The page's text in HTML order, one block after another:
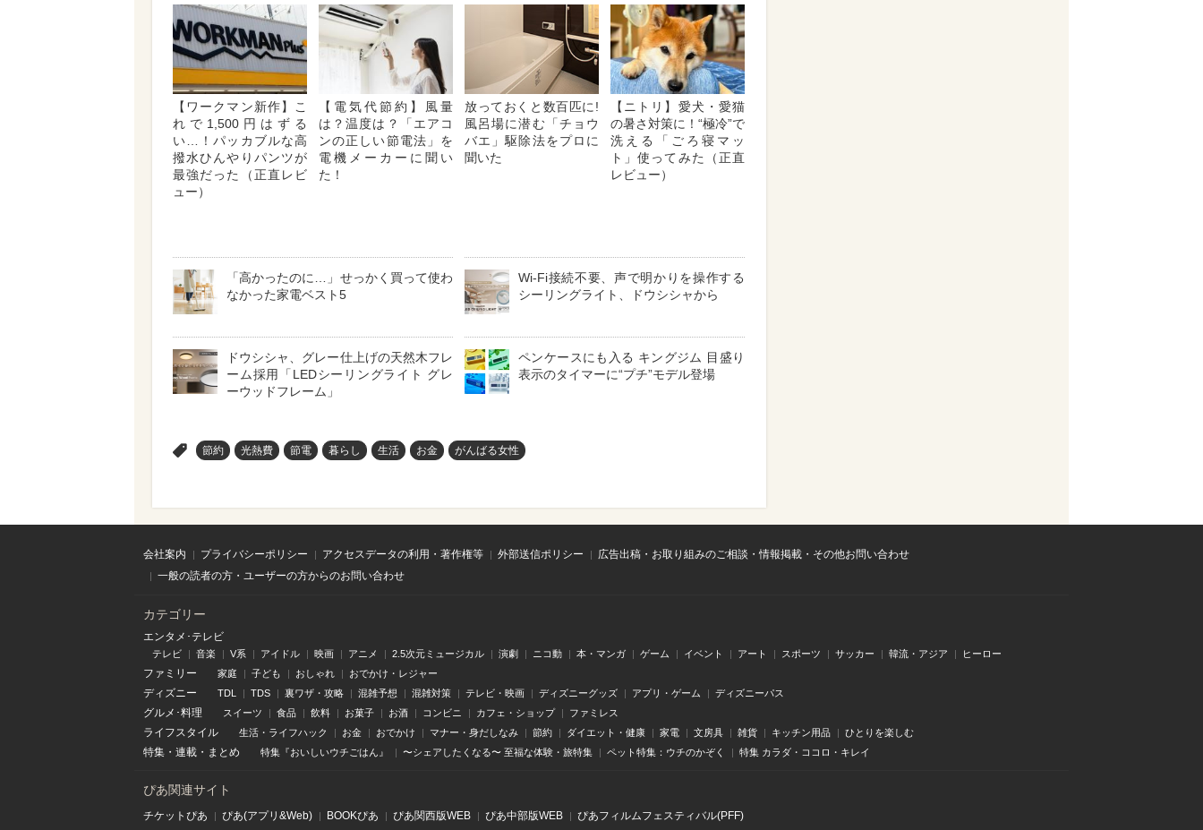
【ワークマン新作】こ
れで1,500円はずる
い…！パッカブルな高
撥水ひんやりパンツが
最強だった（正直レビ
ュー）
【電気代節約】風量
は？温度は？「エアコ
ンの正しい節電法」を
電機メーカーに聞い
た！
放っておくと数百匹に!
風呂場に潜む「チョウ
バエ」駆除法をプロに
聞いた
【ニトリ】愛犬・愛猫
の暑さ対策に！“極冷”で
洗える「ごろ寝マッ
ト」使ってみた（正直
レビュー）
「高かったのに…」せっかく買って使わ
なかった家電ベスト5
Wi-Fi接続不要、声で明かりを操作する
シーリングライト、ドウシシャから
ドウシシャ、グレー仕上げの天然木フレ
ーム採用「LEDシーリングライト グレ
ーウッドフレーム」
ペンケースにも入る キングジム 目盛り
表示のタイマーに“プチ”モデル登場
節約 光熱費 節電 暮らし 生活 お金 がんばる女性
会社案内 プライバシーポリシー アクセスデータの利用・著作権等 外部送信ポリシー
広告出稿・お取り組みのご相談・情報掲載・その他お問い合わせ
一般の読者の方・ユーザーの方からのお問い合わせ
カテゴリー
エンタメ･テレビ
テレビ 音楽 V系 アイドル 映画 アニメ 2.5次元ミュージカル 演劇 ニコ動 本・マンガ ゲーム イベント アート スポーツ サッカー 韓流・アジア ヒーロー
ファミリー 家庭 子ども おしゃれ おでかけ・レジャー
ディズニー TDL TDS 裏ワザ・攻略 混雑予想 混雑対策 テレビ・映画 ディズニーグッズ アプリ・ゲーム ディズニーパス
グルメ･料理 スイーツ 食品 飲料 お菓子 お酒 コンビニ カフェ・ショップ ファミレス
ライフスタイル 生活・ライフハック お金 おでかけ マナー・身だしなみ 節約 ダイエット・健康 家電 文房具 雑貨 キッチン用品 ひとりを楽しむ
特集 ・ 連載 ・ まとめ 特集『おいしいウチごはん』 〜シェアしたくなる〜 至福な体験・旅特集 ペット特集：ウチのかぞく 特集 カラダ・ココロ・キレイ
ぴあ関連サイト
チケットぴあ ぴあ(アプリ&Web) BOOKぴあ ぴあ関⻄版WEB ぴあ中部版WEB ぴあフィルムフェスティバル(PFF)